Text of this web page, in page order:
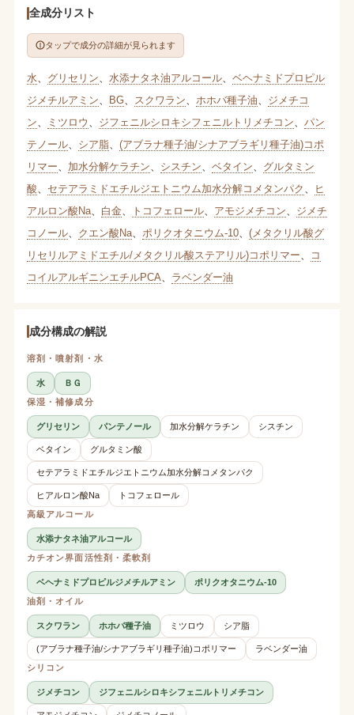
全成分リスト
タップで成分の詳細が見られます
水 グリセリン 水添ナタネ油アルコール、 ベヘナミドプロピル
ジメチルアミン
BG、 スクワラン ホホバ種子油
ジメチコ
ン
ミツロウ ジフェニルシロキシフェニルトリメチコン
パン
テノール、 シア脂、 (アブラナ種子油/シナアブラギリ種子油)コポ
リマー
加水分解ケラチン シスチン ベタイン
グルタミン
酸
セテアラミドエチルジエトニウム加水分解コメタンパク
ヒ
アルロン酸Na、 白金 トコフェロール、 アモジメチコン
ジメチ
コノール、 クエン酸Na、 ポリクオタニウム-10、 (メタクリル酸グ
リセリルアミドエチル/メタクリル酸ステアリル)コポリマー
コ
コイルアルギニンエチルPCA
ラベンダー油
成分構成の解説
溶剤・噴射剤・水
水
ＢＧ
保湿・補修成分
グリセリン パンテノール 加水分解ケラチン シスチン
ベタイン グルタミン酸
セテアラミドエチルジエトニウム加水分解コメタンパク
ヒアルロン酸Na
トコフェロール
高級アルコール
水添ナタネ油アルコール
カチオン界面活性剤・柔軟剤
ベヘナミドプロピルジメチルアミン
ポリクオタニウム-10
油剤・オイル
スクワラン ホホバ種子油 ミツロウ シア脂
(アブラナ種子油/シナアブラギリ種子油)コポリマー
ラベンダー油
シリコン
ジメチコン ジフェニルシロキシフェニルトリメチコン